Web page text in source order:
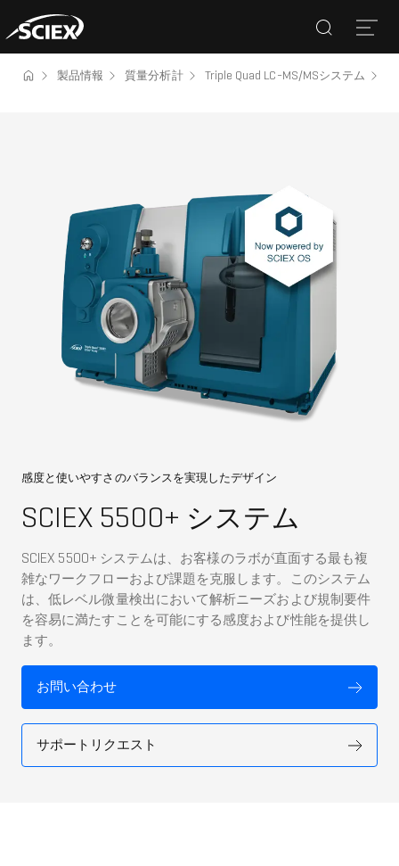
製品情報 質量分析計 Triple Quad LC-MS/MSシステム
感度と使いやすさのバランスを実現したデザイン
SCIEX 5500+ システム
SCIEX 5500+ システムは、お客様のラボが直面する最も複
雑なワークフローおよび課題を克服します。このシステム
は、低レベル微量検出において解析ニーズおよび規制要件
を容易に満たすことを可能にする感度および性能を提供し
ます。
お問い合わせ
サポートリクエスト